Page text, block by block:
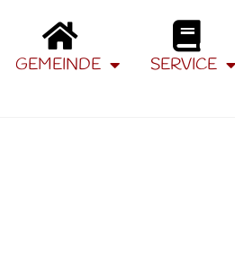
GEMEINDE SERVICE